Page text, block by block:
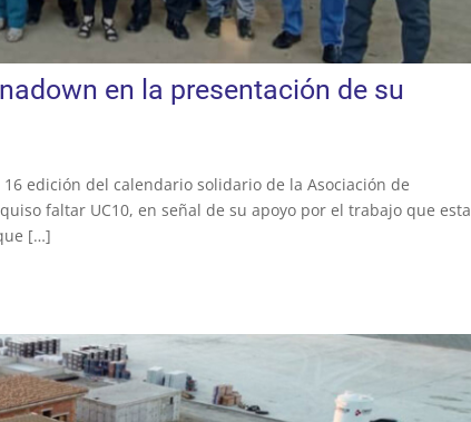
en la presentación de su
edición del calendario solidario de la Asociación de
faltar UC10, en señal de su apoyo por el trabajo que esta
[…]